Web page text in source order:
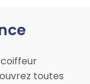
coiffeur
toutes